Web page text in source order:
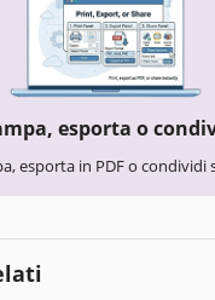
esporta o
esporta in PDF o condividi